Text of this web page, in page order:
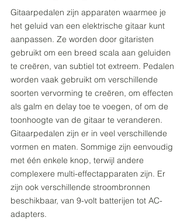
Gitaarpedalen zijn apparaten waarmee je
het geluid van een elektrische gitaar kunt
aanpassen. Ze worden door gitaristen
gebruikt om een breed scala aan geluiden
te creëren, van subtiel tot extreem. Pedalen
worden vaak gebruikt om verschillende
soorten vervorming te creëren, om effecten
als galm en delay toe te voegen, of om de
toonhoogte van de gitaar te veranderen.
Gitaarpedalen zijn er in veel verschillende
vormen en maten. Sommige zijn eenvoudig
met één enkele knop, terwijl andere
complexere multi-effectapparaten zijn. Er
zijn ook verschillende stroombronnen
beschikbaar, van 9-volt batterijen tot AC-
adapters.